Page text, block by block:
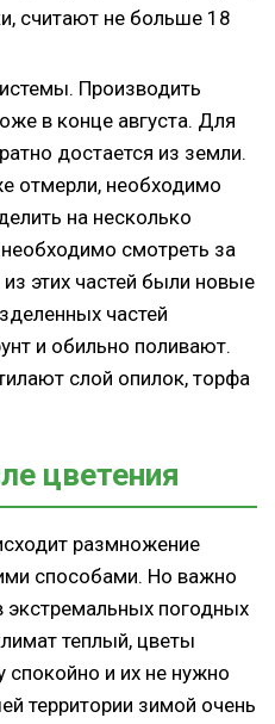
считают не больше 18
Производить
в конце августа. Для
достается из земли.
отмерли, необходимо
на несколько
смотреть за
этих частей были новые
частей
и обильно поливают.
слой опилок, торфа
цветения
размножение
способами. Но важно
экстремальных погодных
теплый, цветы
и их не нужно
территории зимой очень